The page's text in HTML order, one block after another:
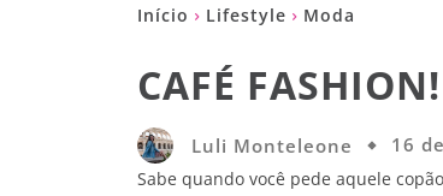
Início Lifestyle Moda
CAFÉ FASHION!
Luli Monteleone 16
Sabe quando você pede aquele